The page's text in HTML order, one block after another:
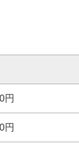
円
円